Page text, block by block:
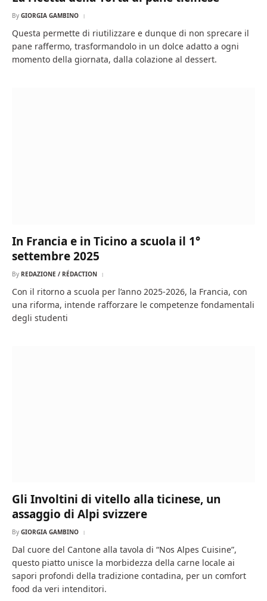
By GIORGIA GAMBINO
Questa permette di riutilizzare e dunque di non sprecare il
pane raffermo, trasformandolo in un dolce adatto a ogni
momento della giornata, dalla colazione al dessert.
In Francia e in Ticino a scuola il 1°
settembre 2025
By REDAZIONE / RÉDACTION
Con il ritorno a scuola per l’anno 2025-2026, la Francia, con
una riforma, intende rafforzare le competenze fondamentali
degli studenti
Gli Involtini di vitello alla ticinese, un
assaggio di Alpi svizzere
By GIORGIA GAMBINO
Dal cuore del Cantone alla tavola di “Nos Alpes Cuisine”,
questo piatto unisce la morbidezza della carne locale ai
sapori profondi della tradizione contadina, per un comfort
food da veri intenditori.